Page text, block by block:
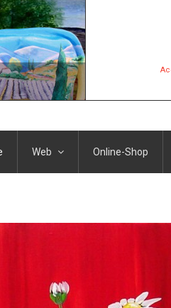
Web Online-Shop